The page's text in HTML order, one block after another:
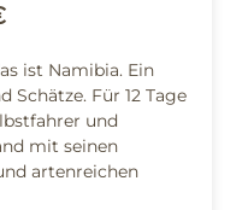
ist Namibia. Ein
Schätze. Für 12 Tage
und
mit seinen
artenreichen